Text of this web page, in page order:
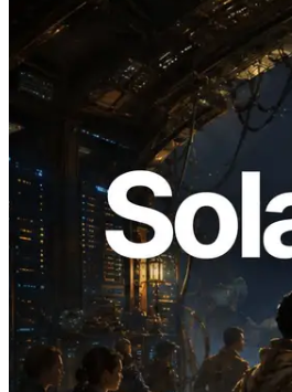
2026.08.05
ERPC、Solana Leader
リージョンのping計測
Validators Information